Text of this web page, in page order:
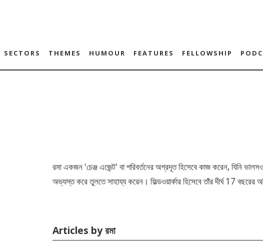
SECTORS THEMES HUMOUR FEATURES FELLOWSHIP
রমা একজন 'চেঞ্জ এজেন্ট' বা পরিবর্তনের অগ্রদূত হিসেবে কাজ করেন, যিনি
অভ্যস্ত করে তুলতে সাহায্য করেন। ফিল্ডওয়ার্কার হিসেবে তাঁর দীর্ঘ17 বছরের
Articles by রমা